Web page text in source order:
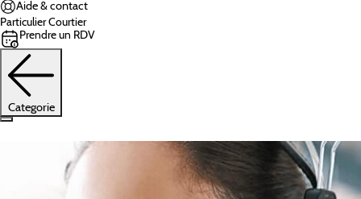
Aide & contact
ParticulierCourtier
Prendre un RDV
Categorie